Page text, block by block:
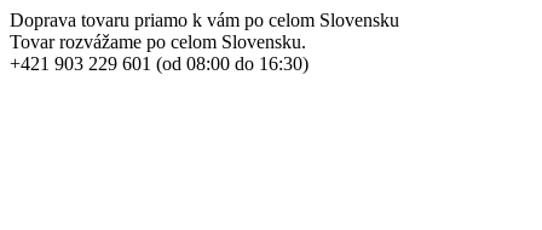
Doprava tovaru priamo k vám po celom Slovensku
Tovar rozvážame po celom Slovensku.
+421 903 229 601 (od 08:00 do 16:30)